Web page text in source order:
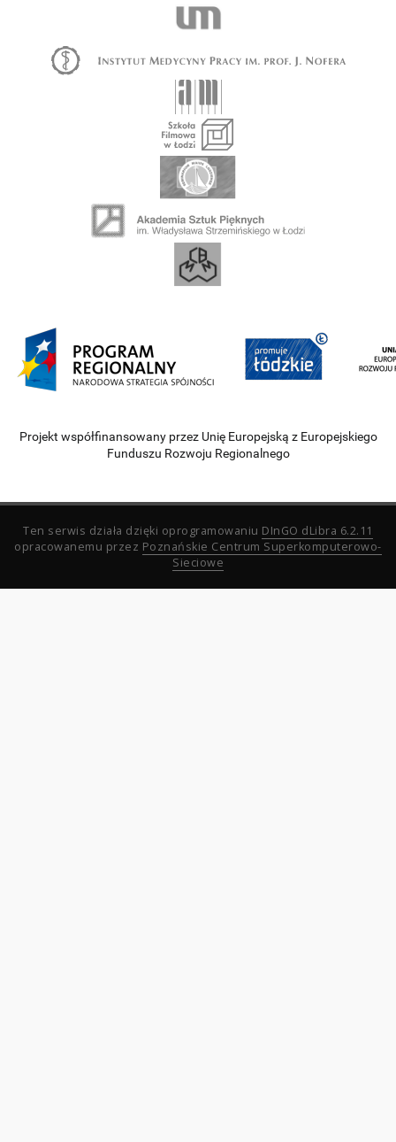
Projekt współfinansowany przez Unię Europejską z Europejskiego
Funduszu Rozwoju Regionalnego
Ten serwis działa dzięki oprogramowaniu DInGO dLibra 6.2.11
opracowanemu przez Poznańskie Centrum Superkomputerowo-
Sieciowe